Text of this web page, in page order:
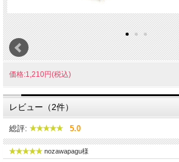
価格:1,210円(税込)
レビュー（2件）
総評: 5.0
nozawapagu様